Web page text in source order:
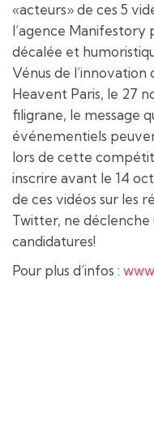
«acteurs» de ces 5
l’agence
décalée et
Vénus de l’innovation
Heavent Paris, le 27
filigrane, le message
événementiels
lors de cette
inscrire avant le 14
de ces vidéos sur les
Twitter, ne
candidatures!
Pour plus d’infos :